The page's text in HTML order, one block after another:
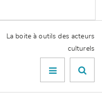
La boite à outils des acteurs
culturels
Menu
